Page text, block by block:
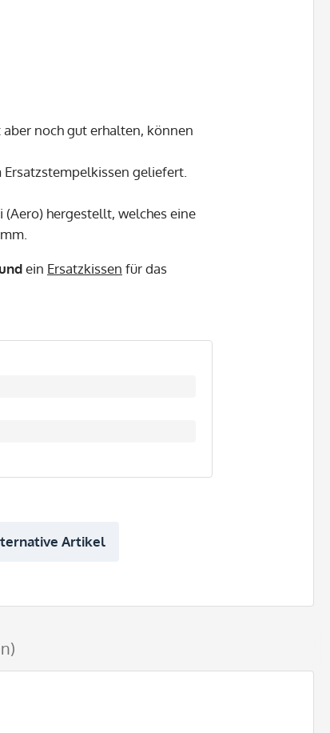
noch gut erhalten, können
geliefert.
hergestellt, welches eine
ein Ersatzkissen für das
Artikel